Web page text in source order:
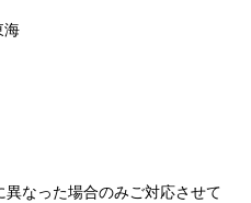
なった場合のみご対応させて